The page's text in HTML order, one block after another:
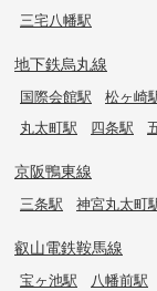
三宅八幡駅
地下鉄烏丸線
国際会館駅 松ヶ崎
丸太町駅
四条駅
京阪鴨東線
三条駅 神宮丸太町
叡山電鉄鞍馬線
宝ヶ池駅 八幡前駅